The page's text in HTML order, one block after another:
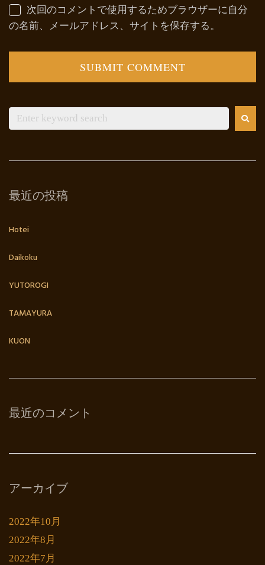
次回のコメントで使用するためブラウザーに自分
の名前、メールアドレス、サイトを保存する。
最近の投稿
Hotei
Daikoku
YUTOROGI
TAMAYURA
KUON
最近のコメント
アーカイブ
2022年10月
2022年8月
2022年7月